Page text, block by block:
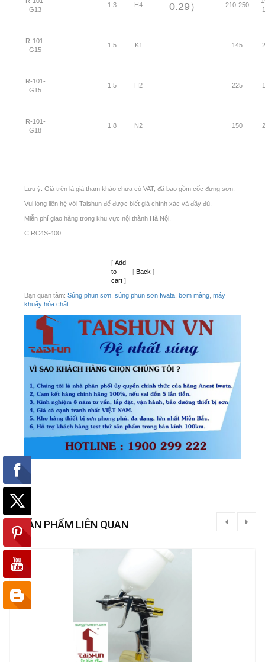
0.29）
G13
1.3 H4 210-250
R-101-
G15
1.5 K1 145
R-101-
G15
1.5 H2 225
R-101-
G18
1.8 N2 150
Lưu ý: Giá trên là giá tham khảo chưa có VAT, đã bao gồm cốc đựng sơn.
Vui lòng liên hệ với Taishun để được biết giá chính xác và đầy đủ.
Miễn phí giao hàng trong khu vực nội thành Hà Nội.
C:RC4S-400
[Add
to
cart]
[Back ]
Bạn quan tâm: Súng phun sơn súng phun sơn Iwata bơm màng máy
khuấy hóa chất
SẢN PHẨM LIÊN QUAN